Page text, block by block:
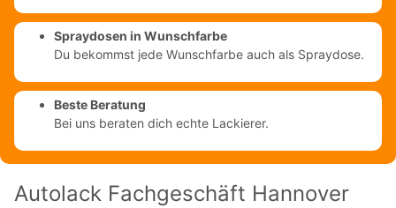
Spraydosen in Wunschfarbe
Du bekommst jede Wunschfarbe auch als Spraydose.
Beste Beratung
Bei uns beraten dich echte Lackierer.
Autolack Fachgeschäft Hannover